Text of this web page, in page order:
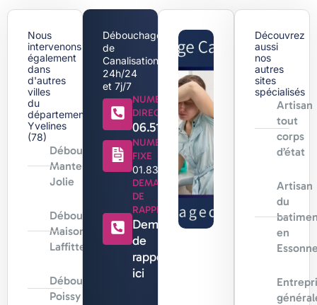
Nous
intervenons
également
dans
d'autres
villes
du
département
Yvelines
(78)
Débouchage
Mantes-la-
Jolie
Débouchage
Maisons-
Laffitte
Débouchage
Poissy
Débouchage
de
Canalisation
24h/24
et 7j/7
NUMERO
DIRECT
06.51.44.18.71
NUMERO
FIXE
01.83.88.96.96
DEMANDE
DE
RAPPEL
Demande
de
rappel
ici
Découvrez
aussi
nos
autres
sites
spécialisés
Artisan
tout
corps
d’état
Artisan
du
en